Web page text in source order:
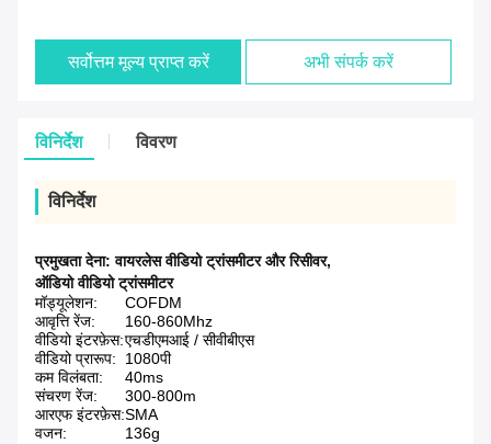
सर्वोत्तम मूल्य प्राप्त करें अभी संपर्क करें
विनिर्देश विवरण
विनिर्देश
प्रमुखता देना:वायरलेस वीडियो ट्रांसमीटर और रिसीवर,
ऑडियो वीडियो ट्रांसमीटर
मॉड्यूलेशन:
COFDM
आवृत्ति रेंज:
160-860Mhz
वीडियो इंटरफ़ेस:एचडीएमआई / सीवीबीएस
वीडियो प्रारूप:
1080पी
कम विलंबता:
40ms
संचरण रेंज:
300-800m
आरएफ इंटरफ़ेस:SMA
वजन:
136g